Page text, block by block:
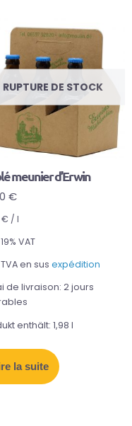
RUPTURE DE STOCK
meunier d’Erwin
€
€ / l
VAT
en sus expédition
de livraison: 2 jours
enthält: 1,98 l
la suite